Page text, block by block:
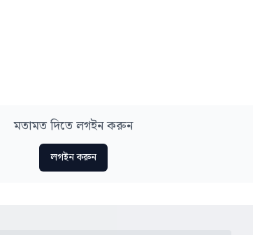
মতামত দিতে লগইন করুন
লগইন করুন